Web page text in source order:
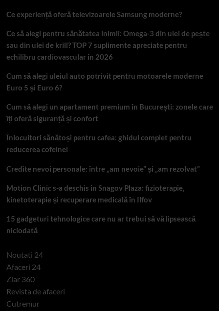
Ce experiență oferă televizoarele Samsung moderne?
Ce să alegi pentru sănătatea inimii: Omega-3 din ulei de pește
sau din ulei de krill? TOP 7 suplimente apreciate pentru
echilibru cardiovascular în 2026
Cum să alegi uleiul auto potrivit pentru motoarele moderne
Euro 5 și Euro 6?
Cum să alegi un apartament premium în București: zonele care
îți oferă siguranță și confort
Înlocuitori sănătoși pentru cafea: ghidul complet pentru
reducerea cofeinei
Credite nevoi personale: între „am nevoie” și „am rezolvat”
Motion Clinic s-a deschis în Snagov Plaza: fizioterapie,
kinetoterapie și recuperare medicală în Ilfov
15 gadgeturi tehnologice care nu ar trebui să vă lipsească
niciodată
Noutati 24
Afaceri 24
Ziar 360
Revista de afaceri
Cutremur